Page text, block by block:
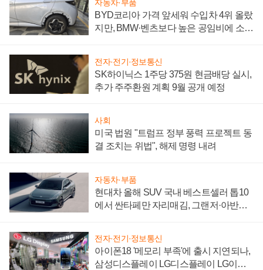
자동차·부품
BYD코리아 가격 앞세워 수입차 4위 올랐
지만, BMW·벤츠보다 높은 공임비에 소비
전자·전기·정보통신
SK하이닉스 1주당 375원 현금배당 실시,
추가 주주환원 계획 9월 공개 예정
사회
미국 법원 "트럼프 정부 풍력 프로젝트 동
결 조치는 위법", 해제 명령 내려
자동차·부품
현대차 올해 SUV 국내 베스트셀러 톱10
에서 싼타페만 자리매김, 그랜저·아반떼
전자·전기·정보통신
아이폰18 '메모리 부족'에 출시 지연되나,
삼성디스플레이 LG디스플레이 LG이노